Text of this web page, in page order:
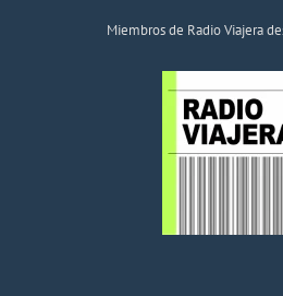
Miembros de Radio Viajera